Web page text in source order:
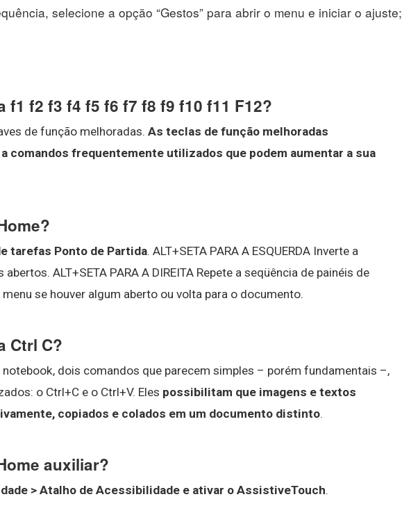
selecione a opção “Gestos” para abrir o menu e iniciar o ajuste;
f1 f2 f3 f4 f5 f6 f7 f8 f9 f10 f11 F12?
de função melhoradas. As teclas de função melhoradas
comandos frequentemente utilizados que podem aumentar a sua
tarefas Ponto de Partida. ALT+SETA PARA A ESQUERDA Inverte a
ALT+SETA PARA A DIREITA Repete a seqüência de painéis de
se houver algum aberto ou volta para o documento.
Ctrl C?
dois comandos que parecem simples – porém fundamentais –,
o Ctrl+C e o Ctrl+V. Eles possibilitam que imagens e textos
copiados e colados em um documento distinto.
auxiliar?
> Atalho de Acessibilidade e ativar o AssistiveTouch.